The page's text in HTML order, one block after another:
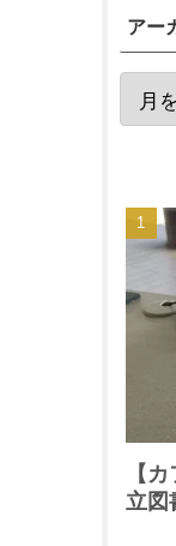
アー
【
立図